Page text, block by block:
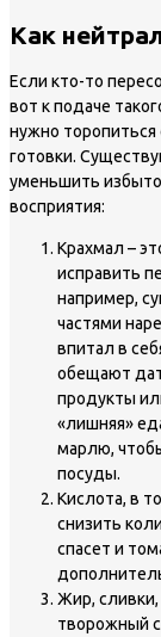
Как
Если кто-то
вот к подаче
нужно
готовки.
уменьшить
восприятия:
Крахмал –
исправить
например,
частями
впитал в
обещают
продукты
«лишняя»
марлю,
посуды.
Кислота, в
снизить
спасет и
Жир, сливки,
творожный